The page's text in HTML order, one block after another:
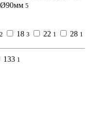
Ø90мм 5
2 18 3 22 1 28 1
133 1